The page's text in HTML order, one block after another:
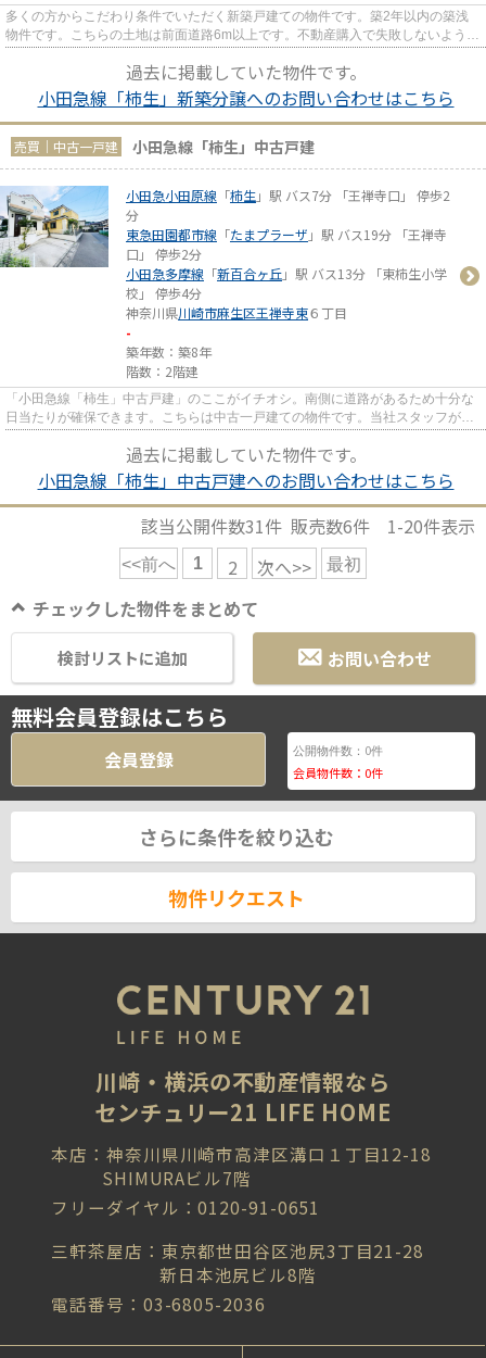
多くの方からこだわり条件でいただく新築戸建ての物件です。築2年以内の築浅
物件です。こちらの土地は前面道路6m以上です。不動産購入で失敗しないよう
過去に掲載していた物件です。
小田急線「柿生」新築分譲へのお問い合わせはこちら
売買｜中古一戸建 小田急線「柿生」中古戸建
小田急小田原線 「柿生」駅 バス7分 「王禅寺口」 停歩2
分
東急田園都市線 「たまプラーザ 」駅 バス19分 「王禅寺
口」 停歩2分
小田急多摩線 「新百合ヶ丘」駅 バス13分 「東柿生小学
校」 停歩4分
神奈川県川崎市麻生区王禅寺東６丁目
-
築年数：築8年
階数：2階建
「小田急線「柿生」中古戸建」のここがイチオシ。南側に道路があるため十分な
日当たりが確保できます。こちらは中古一戸建ての物件です。当社スタッフが川
過去に掲載していた物件です。
小田急線「柿生」中古戸建へのお問い合わせはこちら
該当公開件数31件 販売数6件 1-20件表示
<<前へ 1 2 次へ>> 最初
チェックした物件をまとめて
お問い合わせ
検討リストに追加
無料会員登録はこちら
会員登録 公開物件数： 0件
会員物件数： 0件
さらに条件を絞り込む
物件リクエスト
川崎・横浜の不動産情報なら
センチュリー21 LIFE HOME
本店：神奈川県川崎市高津区溝口１丁目12-18
SHIMURAビル7階
フリーダイヤル：0120-91-0651
三軒茶屋店：東京都世田谷区池尻3丁目21-28
新日本池尻ビル8階
電話番号：03-6805-2036